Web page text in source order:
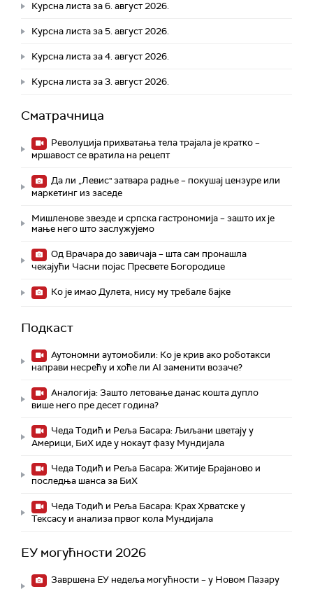
Курсна листа за 6. август 2026.
Курсна листа за 5. август 2026.
Курсна листа за 4. август 2026.
Курсна листа за 3. август 2026.
Сматрачница
Револуција прихватања тела трајала је кратко –
мршавост се вратила на рецепт
Да ли „Левис" затвара радње – покушај цензуре или
маркетинг из заседе
Мишленове звезде и српска гастрономија – зашто их је
мање него што заслужујемо
Од Врачара до завичаја – шта сам пронашла
чекајући Часни појас Пресвете Богородице
Ко је имао Дулета, нису му требале бајке
Подкаст
Аутономни аутомобили: Ко је крив ако роботакси
направи несрећу и хоће ли AI заменити возаче?
Аналогија: Зашто летовање данас кошта дупло
више него пре десет година?
Чеда Тодић и Реља Басара: Љиљани цветају у
Америци, БиХ иде у нокаут фазу Мундијала
Чеда Тодић и Реља Басара: Житије Брајаново и
последња шанса за БиХ
Чеда Тодић и Реља Басара: Крах Хрватске у
Тексасу и анализа првог кола Мундијала
ЕУ могућности 2026
Завршена ЕУ недеља могућности – у Новом Пазару